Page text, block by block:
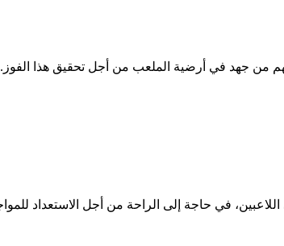
من جهد في أرضية الملعب من أجل تحقيق هذا الفوز.